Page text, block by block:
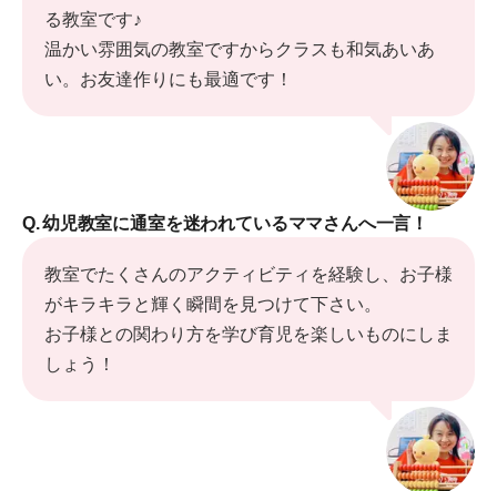
る教室です♪
温かい雰囲気の教室ですからクラスも和気あいあ
い。お友達作りにも最適です！
Q.幼児教室に通室を迷われているママさんへ一言！
教室でたくさんのアクティビティを経験し、お子様
がキラキラと輝く瞬間を見つけて下さい。
お子様との関わり方を学び育児を楽しいものにしま
しょう！